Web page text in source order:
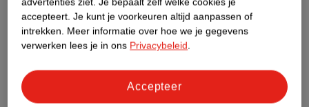
Dit product heeft (nog) geen Nature
Impact Score.
Meer informatie
Bestel & Bezorginformatie
accepteert. Je kunt je voorkeuren altijd aanpassen of
intrekken. Meer informatie over hoe we je gegevens
verwerken lees je in ons Privacybeleid.
Accepteer